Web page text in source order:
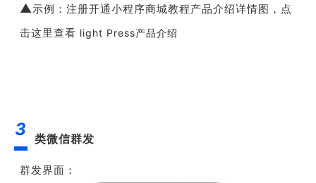
▲示例：注册开通小程序商城教程产品介绍详情图，点
击这里查看 light Press产品介绍
3 类微信群发
群发界面：